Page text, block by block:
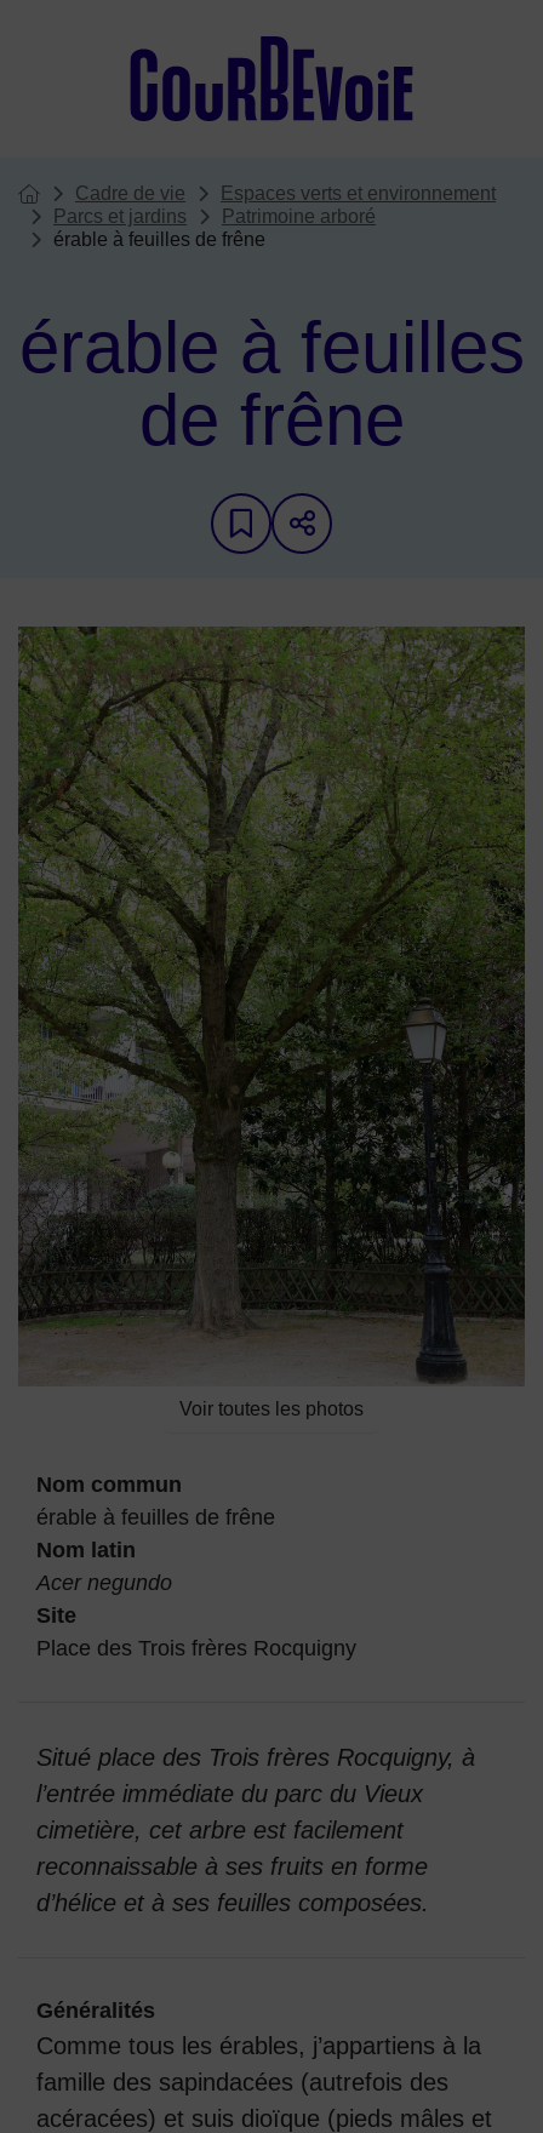
Vous êtes ici :
Page d'accueil du site
Cadre de vie
Espaces verts et environnement
Parcs et jardins
Patrimoine arboré
érable à feuilles de frêne
érable à feuilles
de frêne
Ajouter aux favoris
Partager sur les
Voir toutes les photos
Nom commun
érable à feuilles de frêne
Nom latin
Acer negundo
Site
Place des Trois frères Rocquigny
Situé place des Trois frères Rocquigny, à
l’entrée immédiate du parc du Vieux
cimetière, cet arbre est facilement
reconnaissable à ses fruits en forme
d’hélice et à ses feuilles composées.
Généralités
Comme tous les érables, j’appartiens à la
famille des sapindacées (autrefois des
acéracées) et suis dioïque (pieds mâles et